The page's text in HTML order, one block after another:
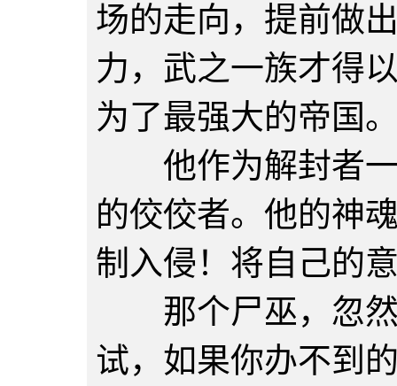
场的走向，提前做
力，武之一族才得
为了最强大的帝国
他作为解封者一
的佼佼者。他的神
制入侵！将自己的
那个尸巫，忽然
试，如果你办不到